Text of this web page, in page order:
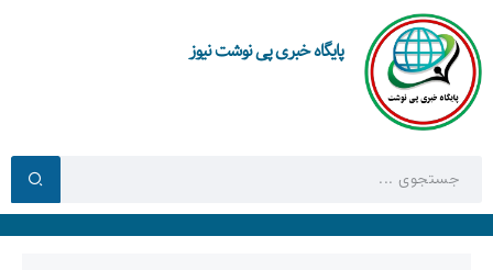
پایگاه خبری پی نوشت نیوز